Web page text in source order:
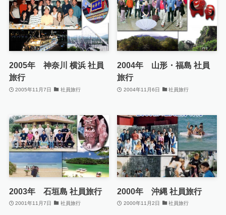
2005年 神奈川 横浜 社員
旅行
2005年11月7日 社員旅行
2004年 山形・福島 社員
旅行
2004年11月6日 社員旅行
2003年 石垣島 社員旅行
2001年11月7日 社員旅行
2000年 沖縄 社員旅行
2000年11月2日 社員旅行